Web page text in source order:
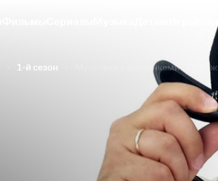
1-й сезон Мультики с машинками -